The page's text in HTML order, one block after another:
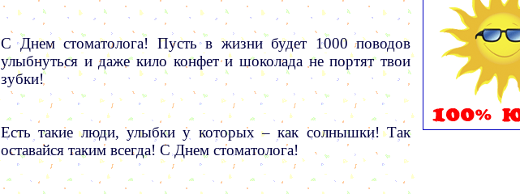
С Днем стоматолога! Пусть в жизни будет 1000 поводов
улыбнуться и даже кило конфет и шоколада не портят твои
зубки!
Есть такие люди, улыбки у которых – как солнышки! Так
оставайся таким всегда! С Днем стоматолога!